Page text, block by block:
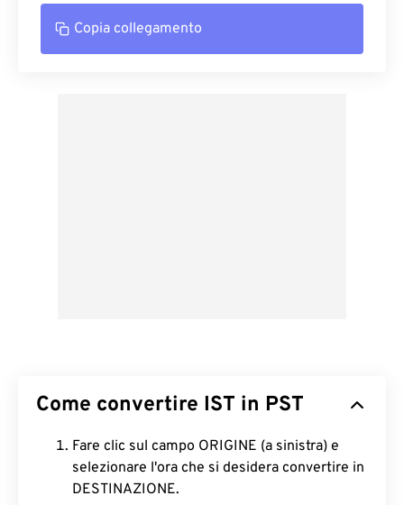
Copia collegamento
Come convertire IST in PST
Fare clic sul campo ORIGINE (a sinistra) e
selezionare l'ora che si desidera convertire in
DESTINAZIONE.